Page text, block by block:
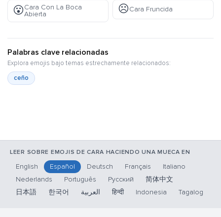
😮Cara Con La Boca
Abierta
☹️Cara Fruncida
Palabras clave relacionadas
Explora emojis bajo temas estrechamente relacionados:
ceño
LEER SOBRE EMOJIS DE CARA HACIENDO UNA MUECA EN
English Español Deutsch Français
Italiano
Nederlands
Português Русский
简体中文
日本語
한국어 العربية हिन्दी Indonesia Tagalog